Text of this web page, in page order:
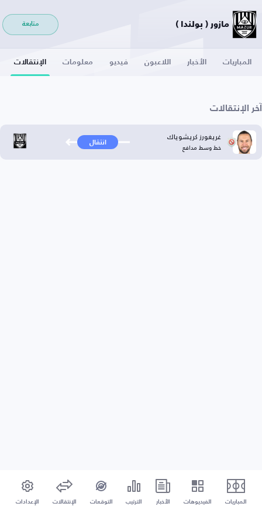
مازور ( بولندا ) متابعة
المباريات الأخبار اللاعبون فيديو معلومات الإنتقالات
آخر الإنتقالات
غريغورز كريشوياك
خط وسط مدافع انتقال
المباريات الفيديوهات الأخبار الترتيب التوقعات الإنتقالات الإعدادات